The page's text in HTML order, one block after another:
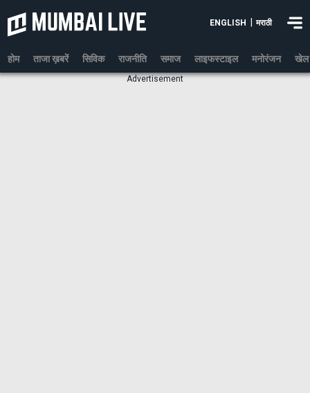
ENGLISH मराठी
होम ताजा ख़बरें सिविक राजनीति समाज लाइफस्टाइल मनोरंजन खेल
Advertisement